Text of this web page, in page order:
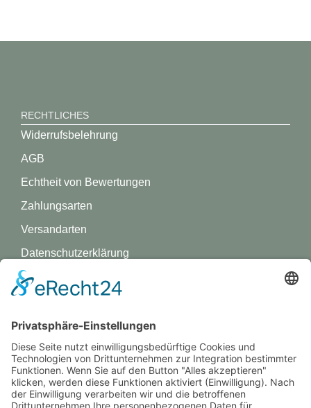
RECHTLICHES
Widerrufsbelehrung
AGB
Echtheit von Bewertungen
Zahlungsarten
Versandarten
Datenschutz­erklärung
Impressum
GREVY ANGEBOT
Was ist Grevy?
BENUTZERANMELDUNG